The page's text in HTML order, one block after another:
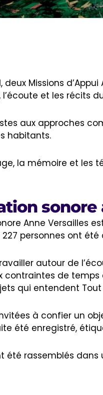
deux Missions
l’écoute et les récits
aux approches
habitants.
la mémoire et
sonore
Anne Versailles
personnes ont
autour de
contraintes de
qui entendent Tout
à confier un
été enregistré,
été rassemblés